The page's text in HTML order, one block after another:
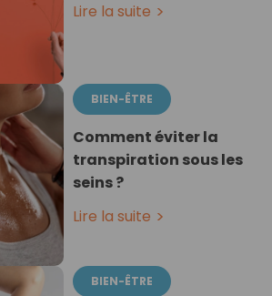
Lire la suite
BIEN-ÊTRE
Comment éviter la
transpiration sous les
seins ?
Lire la suite
BIEN-ÊTRE